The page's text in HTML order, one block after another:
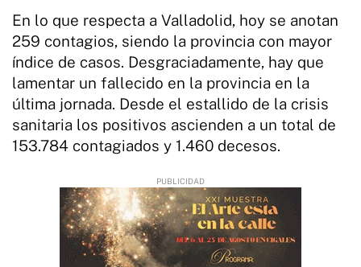
En lo que respecta a Valladolid, hoy se anotan
259 contagios, siendo la provincia con mayor
índice de casos. Desgraciadamente, hay que
lamentar un fallecido en la provincia en la
última jornada. Desde el estallido de la crisis
sanitaria los positivos ascienden a un total de
153.784 contagiados y 1.460 decesos.